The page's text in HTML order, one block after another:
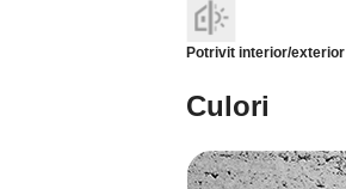
Potrivit interior/exterior
Culori